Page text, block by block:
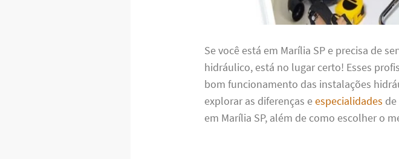
Se você está em Marília SP e precisa de
hidráulico, está no lugar certo! Esses
bom funcionamento das instalações
explorar as diferenças eespecialidades
em Marília SP, além de como escolher o